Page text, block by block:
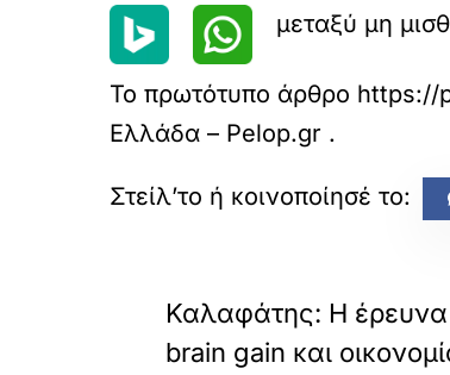
μεταξύ μη
Το πρωτότυπο άρθρο https://
Ελλάδα – Pelop.gr .
Καλαφάτης: Η έρευνα
brain gain και